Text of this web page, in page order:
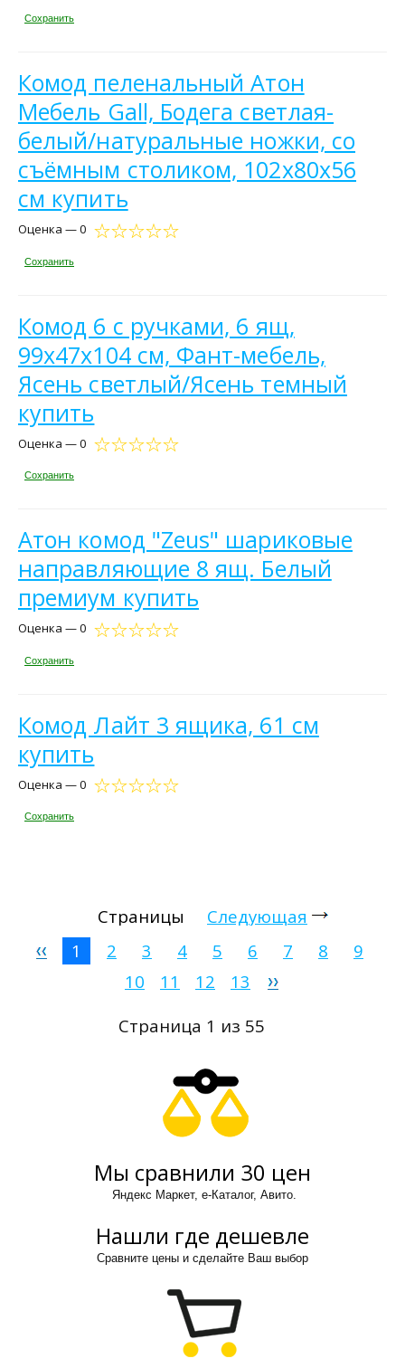
Сохранить
Комод пеленальный Атон
Мебель Gall, Бодега светлая-
белый/натуральные ножки, со
съёмным столиком, 102х80х56
см купить
Оценка — 0
Сохранить
Комод 6 с ручками, 6 ящ,
99х47х104 см, Фант-мебель,
Ясень светлый/Ясень темный
купить
Оценка — 0
Сохранить
Атон комод "Zeus" шариковые
направляющие 8 ящ. Белый
премиум купить
Оценка — 0
Сохранить
Комод Лайт 3 ящика, 61 см
купить
Оценка — 0
Сохранить
Страницы
Следующая
1
2 3 4 5 6 7 8
9
10
11 12
13
Страница 1 из 55
Мы сравнили 30 цен
Яндекс Маркет, е-Каталог, Авито.
Нашли где дешевле
Сравните цены и сделайте Ваш выбор